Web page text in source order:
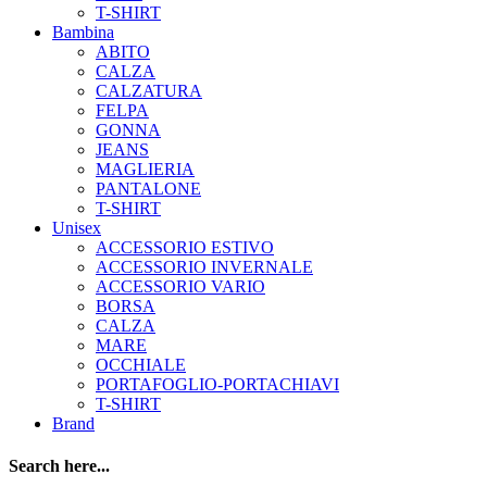
T-SHIRT
Bambina
ABITO
CALZA
CALZATURA
FELPA
GONNA
JEANS
MAGLIERIA
PANTALONE
T-SHIRT
Unisex
ACCESSORIO ESTIVO
ACCESSORIO INVERNALE
ACCESSORIO VARIO
BORSA
CALZA
MARE
OCCHIALE
PORTAFOGLIO-PORTACHIAVI
T-SHIRT
Brand
Search here...